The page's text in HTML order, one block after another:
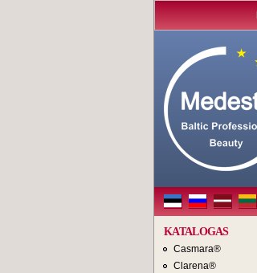
KATALOGAS
Casmara®
Clarena®